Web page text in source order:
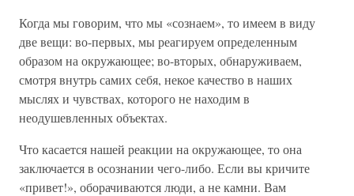
Когда мы говорим, что мы «сознаем», то имеем в виду
две вещи: во-первых, мы реагируем определенным
образом на окружающее; во-вторых, обнаруживаем,
смотря внутрь самих себя, некое качество в наших
мыслях и чувствах, которого не находим в
неодушевленных объектах.
Что касается нашей реакции на окружающее, то она
заключается в осознании чего-либо. Если вы кричите
«привет!», оборачиваются люди, а не камни. Вам